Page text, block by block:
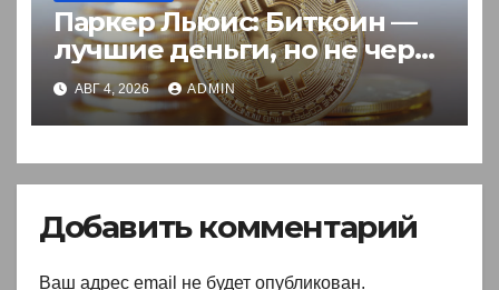
Паркер Льюис: Биткоин —
лучшие деньги, но не через
акции
АВГ 4, 2026 ADMIN
Добавить комментарий
Ваш адрес email не будет опубликован.